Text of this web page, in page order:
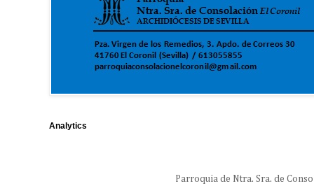
Analytics
Parroquia de Ntra. Sra. de